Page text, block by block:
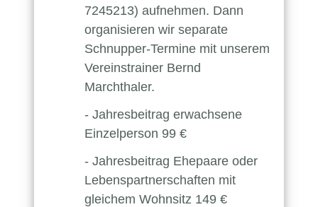
7245213) aufnehmen. Dann
organisieren wir separate
Schnupper-Termine mit unserem
Vereinstrainer Bernd
Marchthaler.
- Jahresbeitrag erwachsene
Einzelperson 99 €
- Jahresbeitrag Ehepaare oder
Lebenspartnerschaften mit
gleichem Wohnsitz 149 €